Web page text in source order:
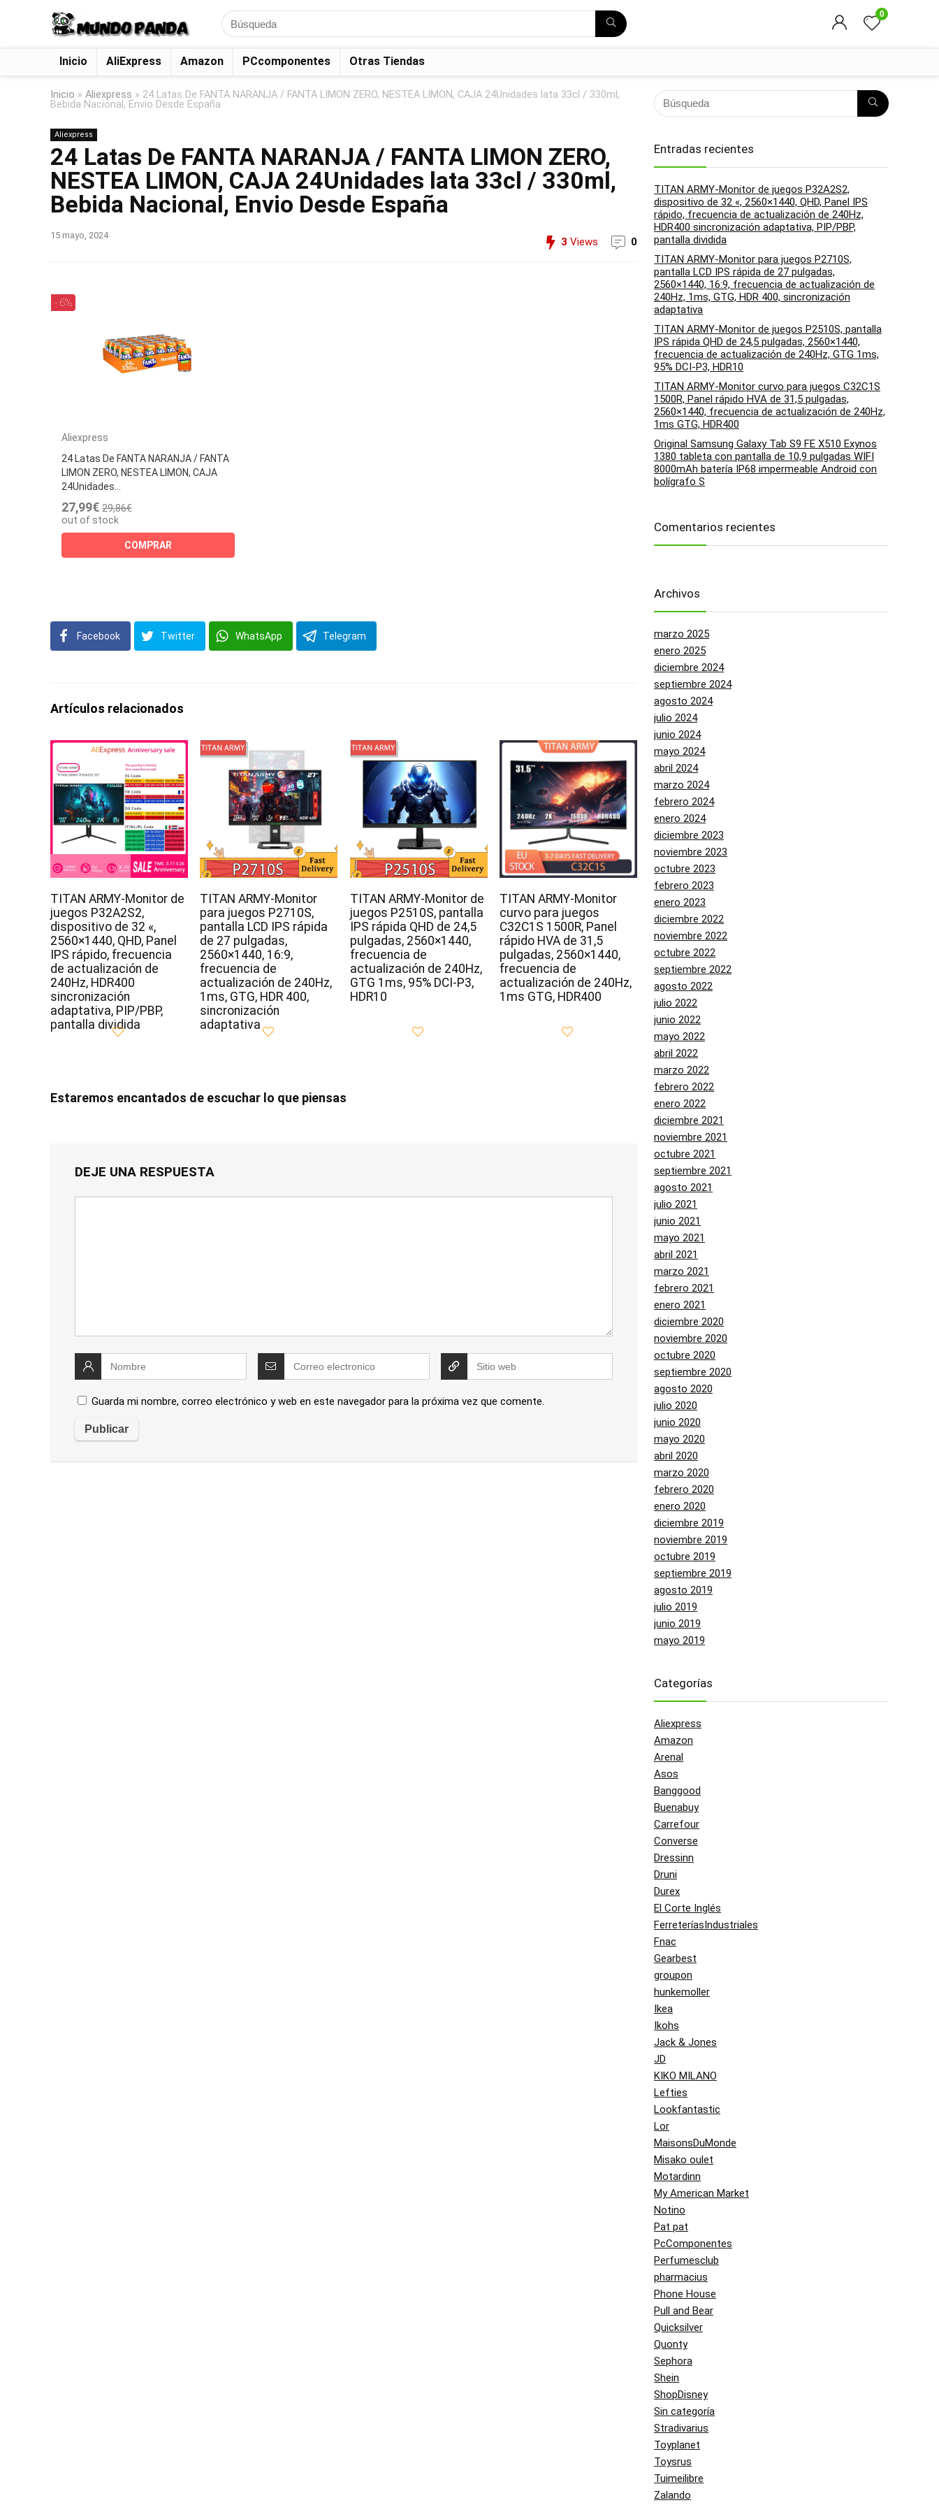
Search
for:
0
Inicio AliExpress Amazon PCcomponentes Otras Tiendas
Inicio » Aliexpress » 24 Latas De FANTA NARANJA / FANTA LIMON ZERO, NESTEA LIMON, CAJA 24Unidades lata 33cl / 330ml,
Bebida Nacional, Envio Desde España
Aliexpress
24 Latas De FANTA NARANJA / FANTA LIMON ZERO,
NESTEA LIMON, CAJA 24Unidades lata 33cl / 330ml,
Bebida Nacional, Envio Desde España
15 mayo, 2024
3 Views 0
- 6%
Aliexpress
24 Latas De FANTA NARANJA / FANTA
LIMON ZERO, NESTEA LIMON, CAJA
24Unidades...
27,99€ 29,86€
out of stock
COMPRAR
Facebook Twitter WhatsApp Telegram
Artículos relacionados
TITAN ARMY-Monitor de
juegos P32A2S2,
dispositivo de 32 «,
2560×1440, QHD, Panel
IPS rápido, frecuencia
de actualización de
240Hz, HDR400
sincronización
adaptativa, PIP/PBP,
pantalla dividida
TITAN ARMY-Monitor
para juegos P2710S,
pantalla LCD IPS rápida
de 27 pulgadas,
2560×1440, 16:9,
frecuencia de
actualización de 240Hz,
1ms, GTG, HDR 400,
sincronización
adaptativa
TITAN ARMY-Monitor de
juegos P2510S, pantalla
IPS rápida QHD de 24,5
pulgadas, 2560×1440,
frecuencia de
actualización de 240Hz,
GTG 1ms, 95% DCI-P3,
HDR10
TITAN ARMY-Monitor
curvo para juegos
C32C1S 1500R, Panel
rápido HVA de 31,5
pulgadas, 2560×1440,
frecuencia de
actualización de 240Hz,
1ms GTG, HDR400
Estaremos encantados de escuchar lo que piensas
DEJE UNA RESPUESTA
Guarda mi nombre, correo electrónico y web en este navegador para la próxima vez que comente.
Entradas recientes
TITAN ARMY-Monitor de juegos P32A2S2,
dispositivo de 32 «, 2560×1440, QHD, Panel IPS
rápido, frecuencia de actualización de 240Hz,
HDR400 sincronización adaptativa, PIP/PBP,
pantalla dividida
TITAN ARMY-Monitor para juegos P2710S,
pantalla LCD IPS rápida de 27 pulgadas,
2560×1440, 16:9, frecuencia de actualización de
240Hz, 1ms, GTG, HDR 400, sincronización
adaptativa
TITAN ARMY-Monitor de juegos P2510S, pantalla
IPS rápida QHD de 24,5 pulgadas, 2560×1440,
frecuencia de actualización de 240Hz, GTG 1ms,
95% DCI-P3, HDR10
TITAN ARMY-Monitor curvo para juegos C32C1S
1500R, Panel rápido HVA de 31,5 pulgadas,
2560×1440, frecuencia de actualización de 240Hz,
1ms GTG, HDR400
Original Samsung Galaxy Tab S9 FE X510 Exynos
1380 tableta con pantalla de 10,9 pulgadas WIFI
8000mAh batería IP68 impermeable Android con
bolígrafo S
Comentarios recientes
Archivos
marzo 2025
enero 2025
diciembre 2024
septiembre 2024
agosto 2024
julio 2024
junio 2024
mayo 2024
abril 2024
marzo 2024
febrero 2024
enero 2024
diciembre 2023
noviembre 2023
octubre 2023
febrero 2023
enero 2023
diciembre 2022
noviembre 2022
octubre 2022
septiembre 2022
agosto 2022
julio 2022
junio 2022
mayo 2022
abril 2022
marzo 2022
febrero 2022
enero 2022
diciembre 2021
noviembre 2021
octubre 2021
septiembre 2021
agosto 2021
julio 2021
junio 2021
mayo 2021
abril 2021
marzo 2021
febrero 2021
enero 2021
diciembre 2020
noviembre 2020
octubre 2020
septiembre 2020
agosto 2020
julio 2020
junio 2020
mayo 2020
abril 2020
marzo 2020
febrero 2020
enero 2020
diciembre 2019
noviembre 2019
octubre 2019
septiembre 2019
agosto 2019
julio 2019
junio 2019
mayo 2019
Categorías
Aliexpress
Amazon
Arenal
Asos
Banggood
Buenabuy
Carrefour
Converse
Dressinn
Druni
Durex
El Corte Inglés
FerreteríasIndustriales
Fnac
Gearbest
groupon
hunkemoller
Ikea
Ikohs
Jack & Jones
JD
KIKO MILANO
Lefties
Lookfantastic
Lor
MaisonsDuMonde
Misako oulet
Motardinn
My American Market
Notino
Pat pat
PcComponentes
Perfumesclub
pharmacius
Phone House
Pull and Bear
Quicksilver
Quonty
Sephora
Shein
ShopDisney
Sin categoría
Stradivarius
Toyplanet
Toysrus
Tuimeilibre
Zalando